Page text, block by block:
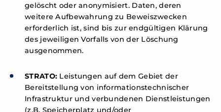
gelöscht oder anonymisiert. Daten, deren
weitere Aufbewahrung zu Beweiszwecken
erforderlich ist, sind bis zur endgültigen Klärung
des jeweiligen Vorfalls von der Löschung
ausgenommen.
STRATO: Leistungen auf dem Gebiet der
Bereitstellung von informationstechnischer
Infrastruktur und verbundenen Dienstleistungen
(z.B. Speicherplatz und/oder